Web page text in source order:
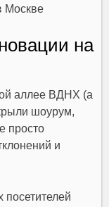
Москве
на
аллее ВДНХ (а
шоурум,
просто
и